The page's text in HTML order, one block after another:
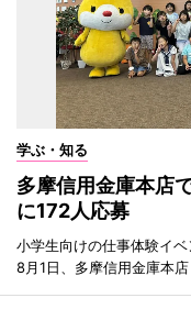
学ぶ・知る
多摩信用金庫本店
に172人応募
小学生向けの仕事体験イ
8月1日、多摩信用金庫本